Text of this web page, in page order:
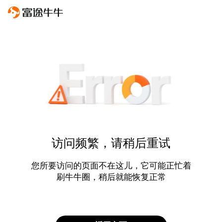
访问频繁，请稍后重试
您所要访问的页面不在这儿，它可能正忙着
刷牛牛圈，稍后就能恢复正常